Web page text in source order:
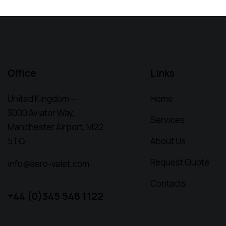
Office
United Kingdom —
3000 Aviator Way,
Manchester Airport, M22
5TG
info@aero-valet.com
+44 (0)345 548 1122
Links
Home
Services
About Us
Request Quote
Contacts